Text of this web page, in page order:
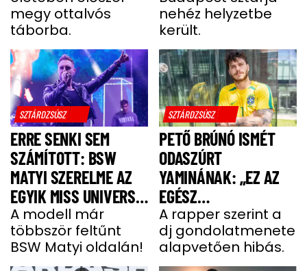
megy ottalvós
táborba.
MENEKÜLT MEG A
SZTÁRAPUKA
nehéz helyzetbe
került.
SZTÁRDZSÚSZ
ERRE SENKI SEM
SZÁMÍTOTT: BSW
MATYI SZERELME AZ
EGYIK MISS UNIVERSE
HUNGARY VERSENYZŐ
A modell már
többször feltűnt
BSW Matyi oldalán!
SZTÁRDZSÚSZ
PETŐ BRÚNÓ ISMÉT
ODASZÚRT
YAMINÁNAK: „EZ AZ
EGÉSZ
GONDOLATMENET
ZSÁKUTCA”
A rapper szerint a
dj gondolatmenete
alapvetően hibás.